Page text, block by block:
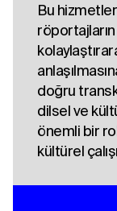
Bu hizmetler
doğru
dilsel ve
önemli bir
kültürel